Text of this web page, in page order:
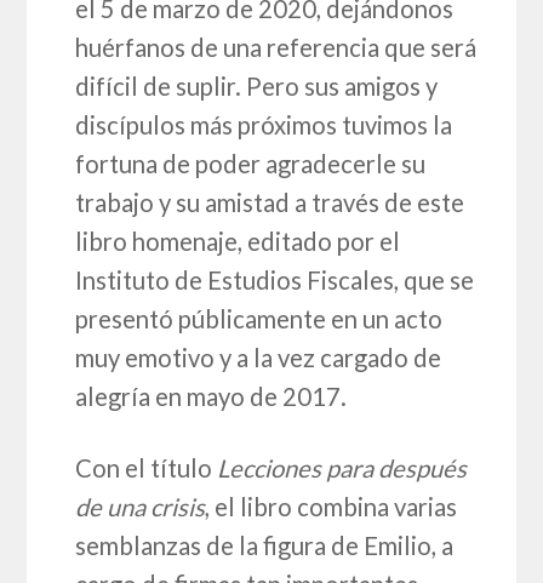
el 5 de marzo de 2020, dejándonos
huérfanos de una referencia que será
difícil de suplir. Pero sus amigos y
discípulos más próximos tuvimos la
fortuna de poder agradecerle su
trabajo y su amistad a través de este
libro homenaje, editado por el
Instituto de Estudios Fiscales, que se
presentó públicamente en un acto
muy emotivo y a la vez cargado de
alegría en mayo de 2017.
Con el título Lecciones para después
de una crisis, el libro combina varias
semblanzas de la figura de Emilio, a